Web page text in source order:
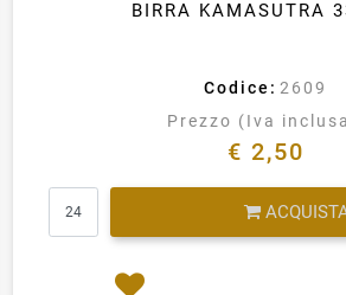
BIRRA KAMASUTRA
Codice: 2609
Prezzo (Iva
€ 2,50